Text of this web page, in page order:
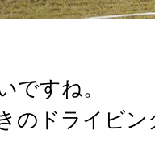
ですね。
のドライビ